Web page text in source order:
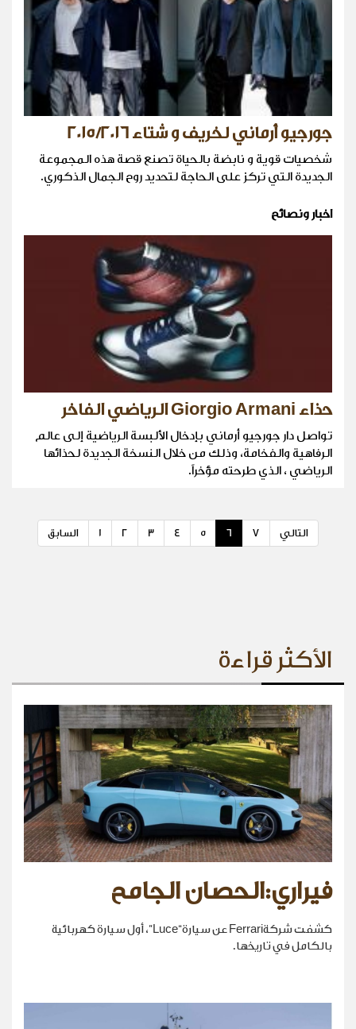
جورجيو أرماني لخريف و شتاء 2015/2016
شخصيات قوية و نابضة بالحياة تصنع قصة هذه المجموعة
الجديدة التي تركز على الحاجة لتحديد روح الجمال الذكوري.
اخبار ونصائح
حذاء Giorgio Armani الرياضي الفاخر
تواصل دار جورجيو أرماني بإدخال الألبسة الرياضية إلى عالم
الرفاهية والفخامة، وذلك من خلال النسخة الجديدة لحذائها
الرياضي ، الذي طرحته مؤخراً.
السابق 1 2 3 4 5 6 7 التالي
الأكثر قراءة
فيراري:الحصان الجامح
كشفت شركةFerrari عن سيارة“Luce”، أول سيارة كهربائية
بالكامل في تاريخها.